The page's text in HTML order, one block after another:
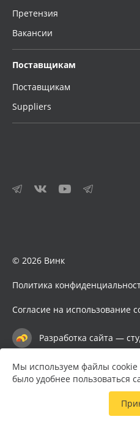
Претензия
Вакансии
Поставщикам
Поставщикам
Suppliers
© 2026 Винк
Политика
Согласие на использование
Разработка сайта —
Мы используем файлы cookie
было удобнее пользоваться